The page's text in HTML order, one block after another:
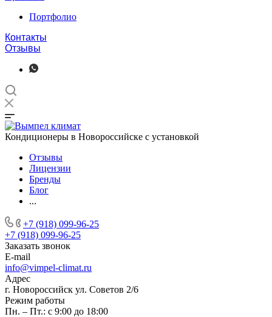
Портфолио
Контакты
Отзывы
Кондиционеры в Новороссийске с установкой
Отзывы
Лицензии
Бренды
Блог
...
+7 (918) 099-96-25
+7 (918) 099-96-25
Заказать звонок
E-mail
info@vimpel-climat.ru
Адрес
г. Новороссийск ул. Советов 2/6
Режим работы
Пн. – Пт.: с 9:00 до 18:00